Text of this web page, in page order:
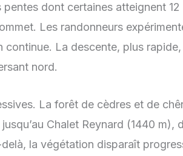
pentes dont certaines atteignent
Les randonneurs
continue. La descente, plus
nord.
La forêt de cèdres et de
Chalet Reynard (1440 m),
la végétation disparaît